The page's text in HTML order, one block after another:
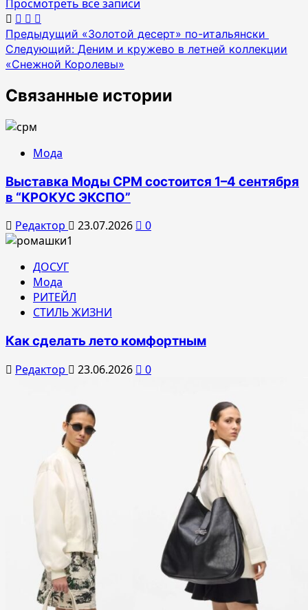
Просмотреть все записи
Навигация
по
записям
Предыдущий «Золотой десерт» по-итальянски
Следующий: Деним и кружево в летней коллекции
«Снежной Королевы»
Связанные истории
Мода
Выставка Моды CPM состоится 1–4 сентября
в “КРОКУС ЭКСПО”
Редактор 23.07.2026 0
ДОСУГ
Мода
РИТЕЙЛ
СТИЛЬ ЖИЗНИ
Как сделать лето комфортным
Редактор 23.06.2026 0